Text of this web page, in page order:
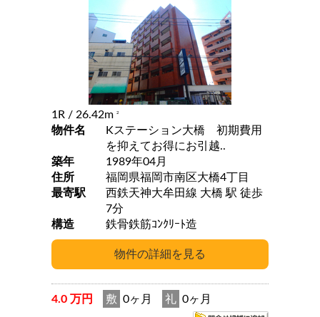
1R / 26.42m 2
物件名
Kステーション大橋 初期費用
を抑えてお得にお引越..
築年
1989年04月
住所
福岡県福岡市南区大橋4丁目
最寄駅
西鉄天神大牟田線 大橋 駅 徒歩
7分
構造
鉄骨鉄筋ｺﾝｸﾘｰﾄ造
4.0 万円 敷 0ヶ月 礼 0ヶ月